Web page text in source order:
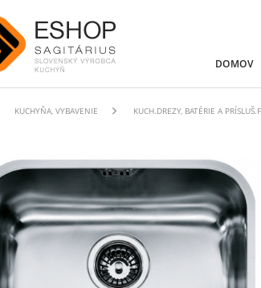
KUCHYŇA, VYBAVENIE KUCH.DREZY, BATÉRIE A
DOMOV